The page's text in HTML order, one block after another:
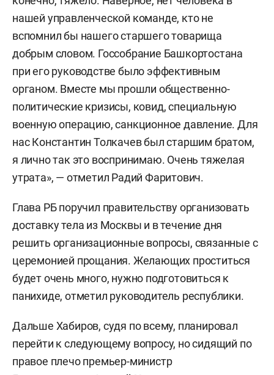
нашей управленческой команде, кто не
вспомнил бы нашего старшего товарища
добрым словом. Госсобрание Башкортостана
при его руководстве было эффективным
органом. Вместе мы прошли общественно-
политические кризисы, ковид, специальную
военную операцию, санкционное давление. Для
нас Константин Толкачев был старшим братом,
я лично так это воспринимаю. Очень тяжелая
утрата», — отметил Радий Фаритович.
Глава РБ поручил правительству организовать
доставку тела из Москвы и в течение дня
решить организационные вопросы, связанные с
церемонией прощания. Желающих проститься
будет очень много, нужно подготовиться к
панихиде, отметил руководитель республики.
Дальше Хабиров, судя по всему, планировал
перейти к следующему вопросу, но сидящий по
правое плечо премьер-министр